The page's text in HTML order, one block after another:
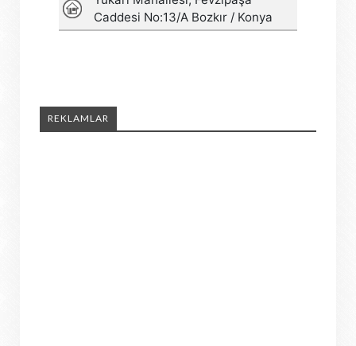
REKLAMLAR